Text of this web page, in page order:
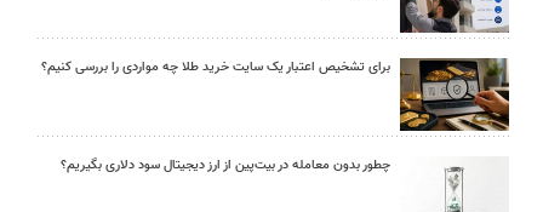
برای تشخیص اعتبار یک سایت خرید طلا چه مواردی را بررسی کنیم؟
چطور بدون معامله در بیت‌پین از ارز دیجیتال سود دلاری بگیریم؟